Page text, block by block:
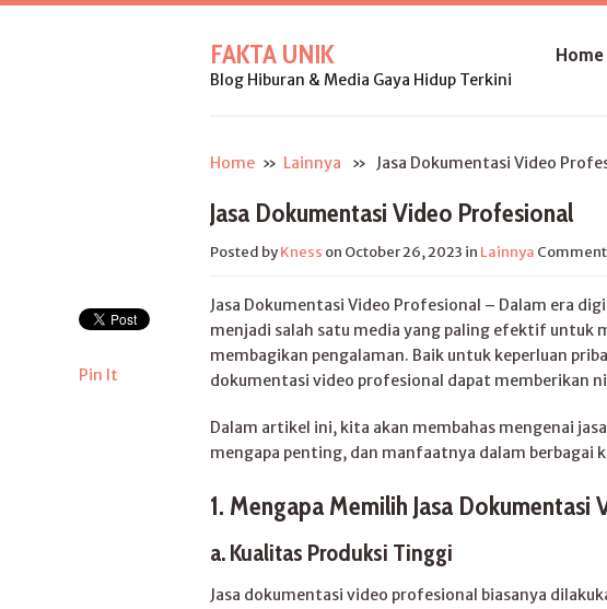
FAKTA UNIK
Blog Hiburan & Media Gaya Hidup Terkini
Home
Home » Lainnya » Jasa Dokumentasi Video
Jasa Dokumentasi Video Profesional
Posted byKness on October 26, 2023 in Lainnya
Pin It
Jasa Dokumentasi Video Profesional – Dalam era
menjadi salah satu media yang paling efektif untuk
membagikan pengalaman. Baik untuk keperluan
dokumentasi video profesional dapat memberikan
Dalam artikel ini, kita akan membahas mengenai
mengapa penting, dan manfaatnya dalam berbagai
1. Mengapa Memilih Jasa Dokumentasi
a.Kualitas Produksi Tinggi
Jasa dokumentasi video profesional biasanya